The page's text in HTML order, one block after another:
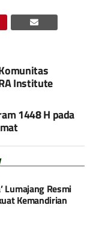
Institute
1448 H pada
Lumajang Resmi
Kemandirian